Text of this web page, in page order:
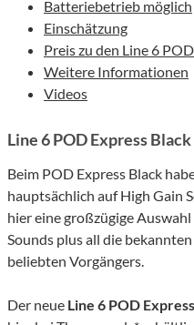
Batteriebetrieb möglich
Einschätzung
Preis zu den Line 6
Weitere Informationen
Videos
Line 6 POD Express Black
Beim POD Express Black
hauptsächlich auf High Gain
hier eine großzügige
Sounds plus all die
beliebten Vorgängers.
Der neue Line 6 POD